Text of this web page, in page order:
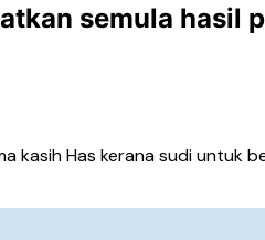
semula hasil
Has kerana sudi untuk